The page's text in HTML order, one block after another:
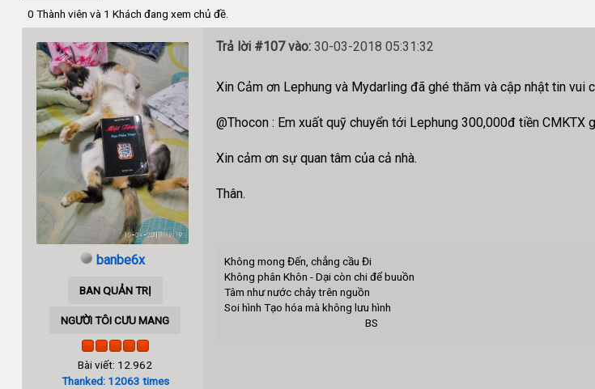
0 Thành viên và 1 Khách đang xem chủ đề.
banbe6x
BAN QUẢN TRỊ
NGƯỜI TÔI CƯU MANG
Bài viết: 12.962
Thanked: 12063 times
Trả lời #107 vào:30-03-2018 05:31:32
Xin Cảm ơn Lephung và Mydarling đã ghé thăm và cập nhật tin vui
@Thocon : Em xuất quỹ chuyển tới Lephung 300,000đ tiền CMKTX
Xin cảm ơn sự quan tâm của cả nhà.
Thân.
Không mong Đến, chẳng cầu Đi
Không phân Khôn - Dại còn chi để buuồn
Tâm như nước chảy trên nguồn
Soi hình Tạo hóa mà không lưu hình
BS